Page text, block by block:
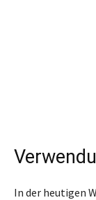
In der heutigen